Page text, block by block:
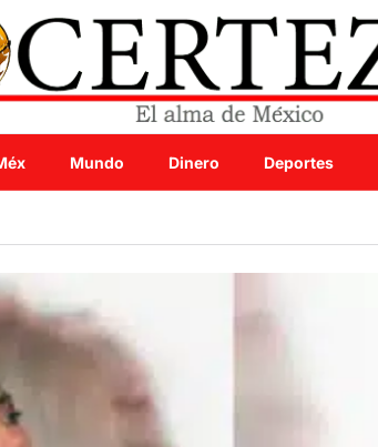
Mundo Dinero Deportes